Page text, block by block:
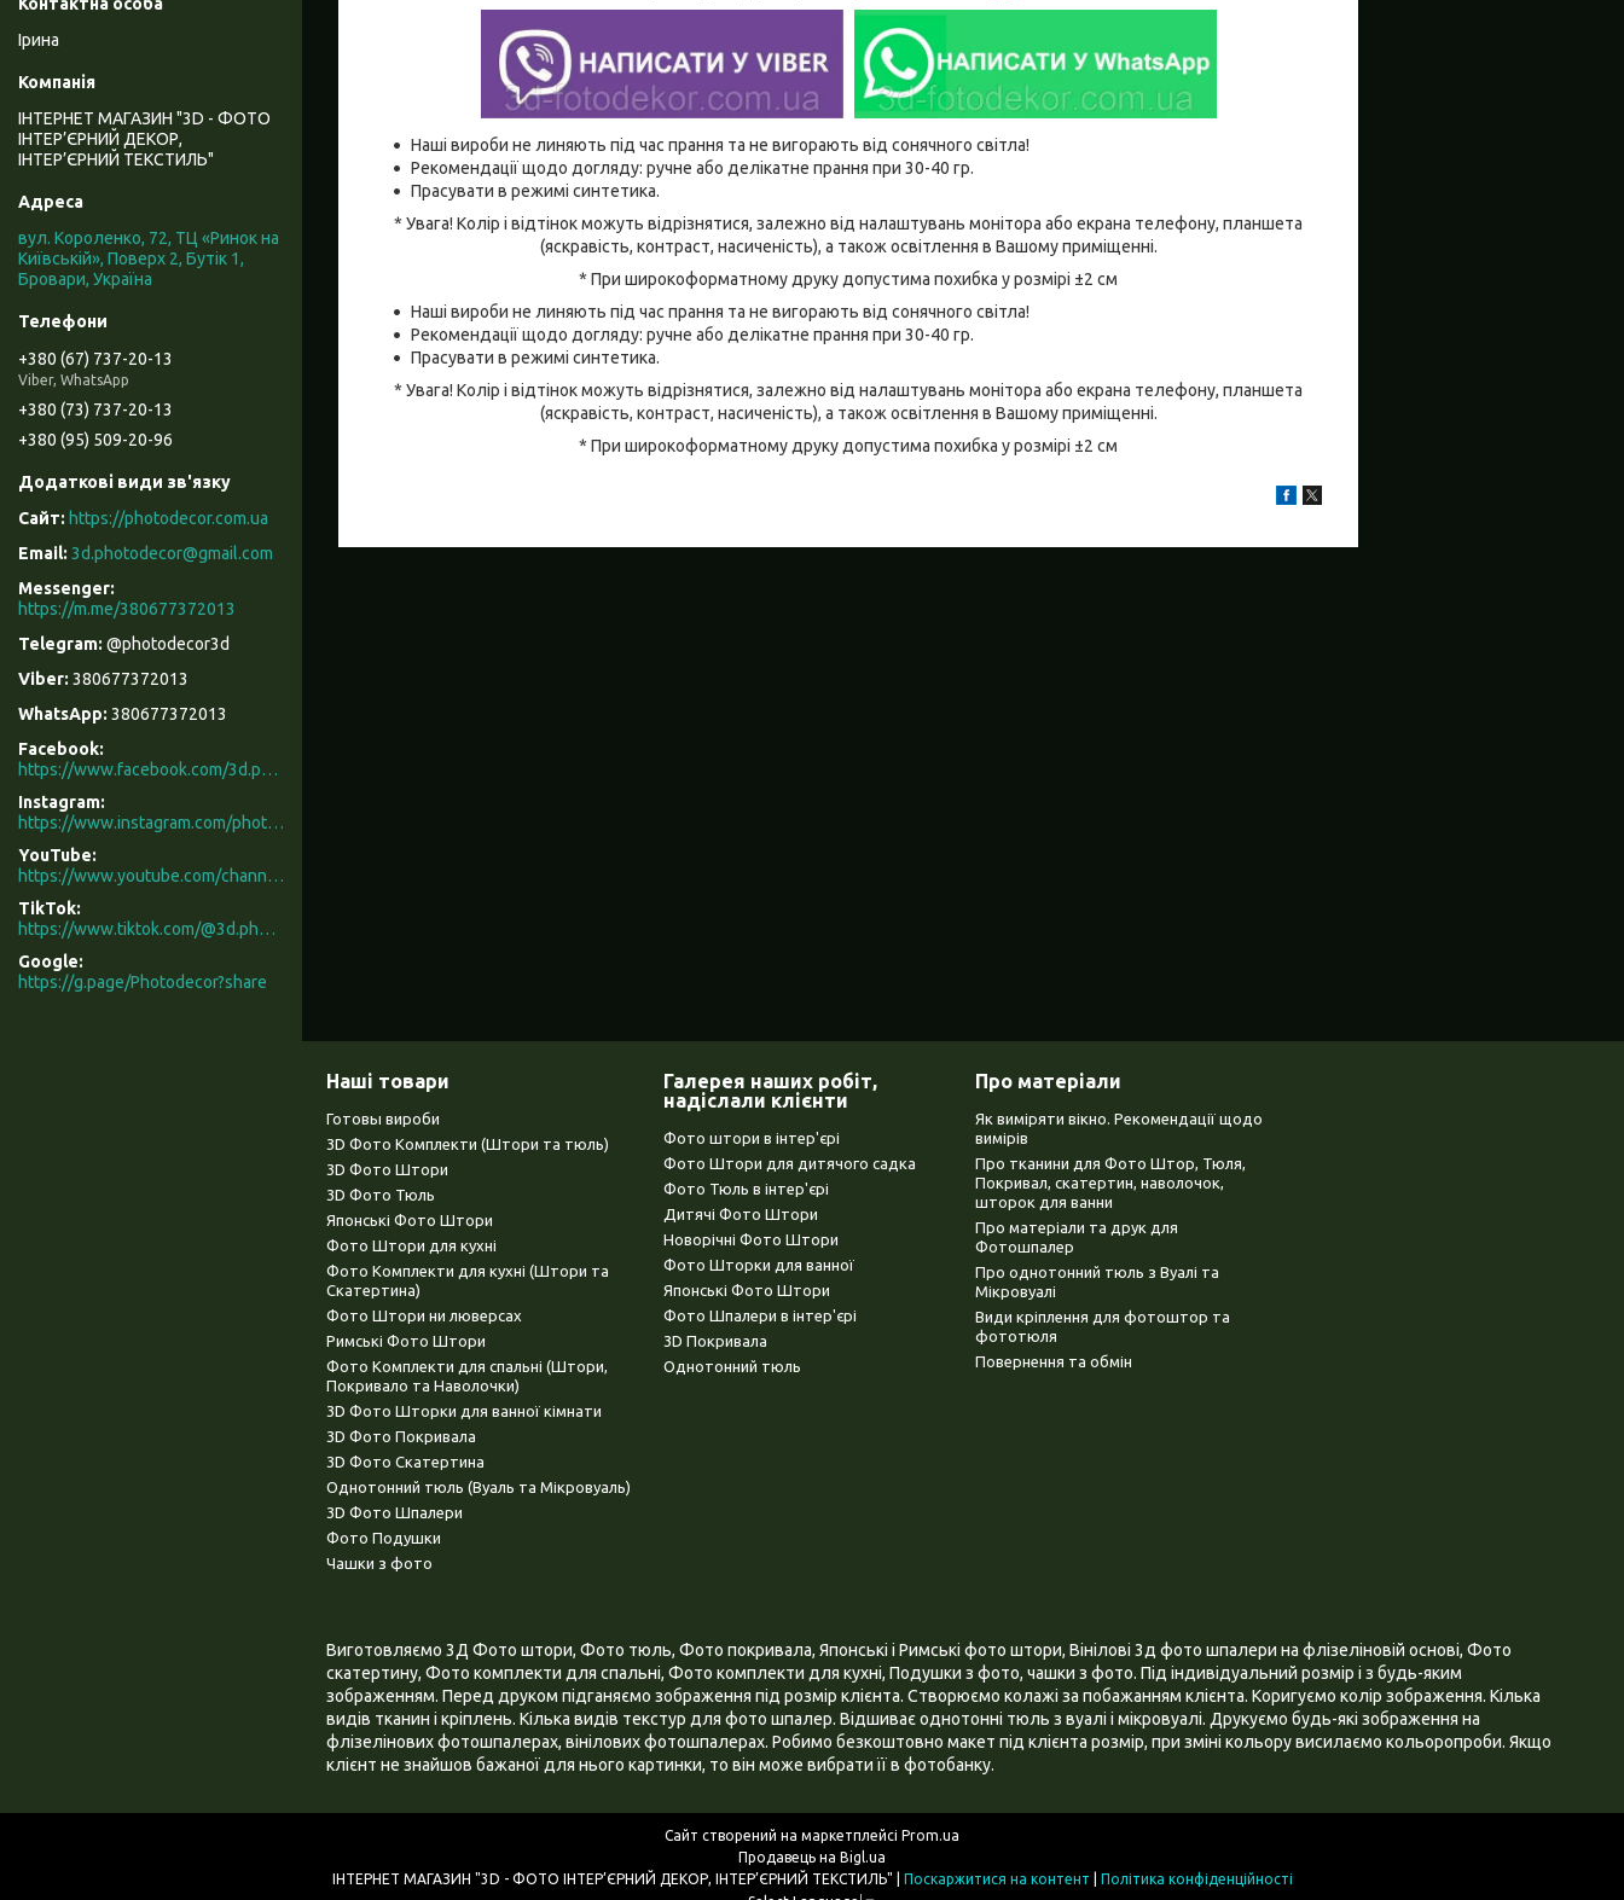
Наші вироби не линяють під час прання та не вигорають від сонячного світла!
Рекомендації щодо догляду: ручне або делікатне прання при 30-40 гр.
Прасувати в режимі синтетика.
* Увага! Колір і відтінок можуть відрізнятися, залежно від налаштувань монітора або екрана телефону, планшета
(яскравість, контраст, насиченість), а також освітлення в Вашому приміщенні.
* При широкоформатному друку допустима похибка у розмірі ±2 см
Наші вироби не линяють під час прання та не вигорають від сонячного світла!
Рекомендації щодо догляду: ручне або делікатне прання при 30-40 гр.
Прасувати в режимі синтетика.
* Увага! Колір і відтінок можуть відрізнятися, залежно від налаштувань монітора або екрана телефону, планшета
(яскравість, контраст, насиченість), а також освітлення в Вашому приміщенні.
* При широкоформатному друку допустима похибка у розмірі ±2 см
Ірина
ІНТЕРНЕТ МАГАЗИН "3D - ФОТО
ІНТЕР’ЄРНИЙ ДЕКОР,
ІНТЕР’ЄРНИЙ ТЕКСТИЛЬ"
вул. Короленко, 72, ТЦ «Ринок на
Київській», Поверх 2, Бутік 1,
Бровари, Україна
+380 (67) 737-20-13
Viber, WhatsApp
+380 (73) 737-20-13
+380 (95) 509-20-96
https://photodecor.com.ua
3d.photodecor@gmail.com
https://m.me/380677372013
@photodecor3d
380677372013
380677372013
Facebook
https://www.facebook.com/3d.photodecor/
Instagram
https://www.instagram.com/photodecor.com.ua/
YouTube
https://www.youtube.com/channel/UCXCUerfqRY1Pw7-IptdbqyA/videos
TikTok
https://www.tiktok.com/@3d.photodecor?is_from_webapp=1&sender_device=pc
Google
https://g.page/Photodecor?share
Наші товари
Готовы вироби
3D Фото Комплекти (Штори та тюль)
3D Фото Штори
3D Фото Тюль
Японські Фото Штори
Фото Штори для кухні
Фото Комплекти для кухні (Штори та
Скатертина)
Фото Штори ни люверсах
Римські Фото Штори
Фото Комплекти для спальні (Штори,
Покривало та Наволочки)
3D Фото Шторки для ванної кімнати
3D Фото Покривала
3D Фото Скатертина
Однотонний тюль (Вуаль та Мікровуаль)
3D Фото Шпалери
Фото Подушки
Чашки з фото
Галерея наших робіт,
надіслали клієнти
Фото штори в інтер'єрі
Фото Штори для дитячого садка
Фото Тюль в інтер'єрі
Дитячі Фото Штори
Новорічні Фото Штори
Фото Шторки для ванної
Японські Фото Штори
Фото Шпалери в інтер'єрі
3D Покривала
Однотонний тюль
Про матеріали
Як виміряти вікно. Рекомендації щодо
вимірів
Про тканини для Фото Штор, Тюля,
Покривал, скатертин, наволочок,
шторок для ванни
Про матеріали та друк для
Фотошпалер
Про однотонний тюль з Вуалі та
Мікровуалі
Види кріплення для фотоштор та
фототюля
Повернення та обмін
Виготовляємо 3Д Фото штори, Фото тюль, Фото покривала, Японські і Римські фото штори, Вінілові 3д фото шпалери на флізеліновій основі, Фото
скатертину, Фото комплекти для спальні, Фото комплекти для кухні, Подушки з фото, чашки з фото. Під індивідуальний розмір і з будь-яким
зображенням. Перед друком підганяємо зображення під розмір клієнта. Створюємо колажі за побажанням клієнта. Коригуємо колір зображення. Кілька
видів тканин і кріплень. Кілька видів текстур для фото шпалер. Відшиває однотонні тюль з вуалі і мікровуалі. Друкуємо будь-які зображення на
флізелінових фотошпалерах, вінілових фотошпалерах. Робимо безкоштовно макет під клієнта розмір, при зміні кольору висилаємо кольоропроби. Якщо
клієнт не знайшов бажаної для нього картинки, то він може вибрати її в фотобанку.
Сайт створений на маркетплейсі Prom.ua
Продавець на Bigl.ua
Поскаржитися на контент
Політика конфіденційності